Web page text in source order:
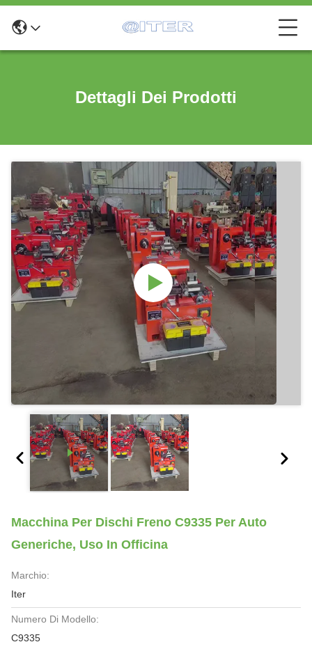
Dettagli Dei Prodotti
Macchina Per Dischi Freno C9335 Per Auto
Generiche, Uso In Officina
Marchio:
Iter
Numero Di Modello:
C9335